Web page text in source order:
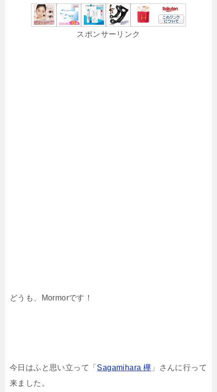
スポンサーリンク
どうも、Mormorです！
今日はふと思い立って「 Sagamihara 欅 」さんに行って
来ました。